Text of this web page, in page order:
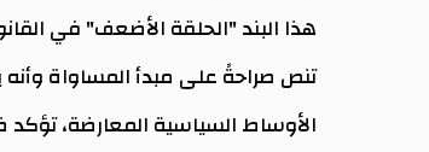
هذا البند "الحلقة الأضعف" في
تنص صراحةً على مبدأ المساواة
الأوساط السياسية المعارضة،